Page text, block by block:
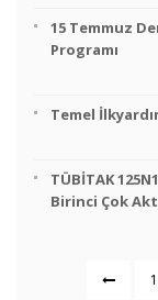
15 Temmuz
Programı
Temel
TÜBİTAK
Birinci Çok
1